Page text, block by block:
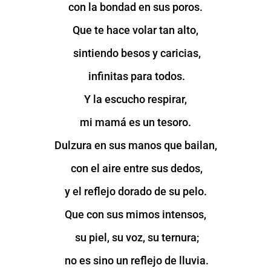
con la bondad en sus poros.
Que te hace volar tan alto,
sintiendo besos y caricias,
infinitas para todos.
Y la escucho respirar,
mi mamá es un tesoro.
Dulzura en sus manos que bailan,
con el aire entre sus dedos,
y el reflejo dorado de su pelo.
Que con sus mimos intensos,
su piel, su voz, su ternura;
no es sino un reflejo de lluvia.